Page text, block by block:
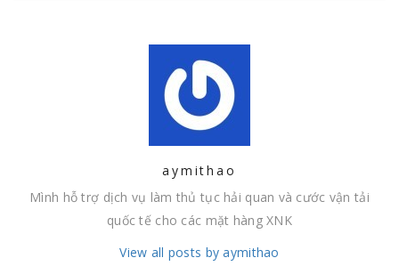
aymithao
Mình hỗ trợ dịch vụ làm thủ tục hải quan và cước vận tải
quốc tế cho các mặt hàng XNK
View all posts by aymithao